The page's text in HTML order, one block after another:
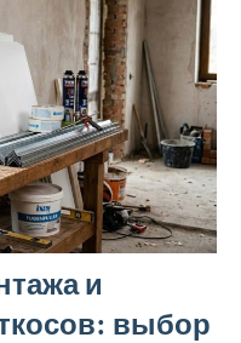
и
выбор